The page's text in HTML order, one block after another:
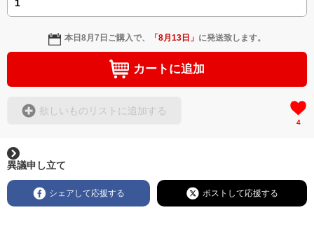
本日8月7日 ご購入で、 「8月13日 」 に発送致します。
カートに追加
欲しいものリストに追加する
4
異議申し立て
シェアして応援する ポストして応援する